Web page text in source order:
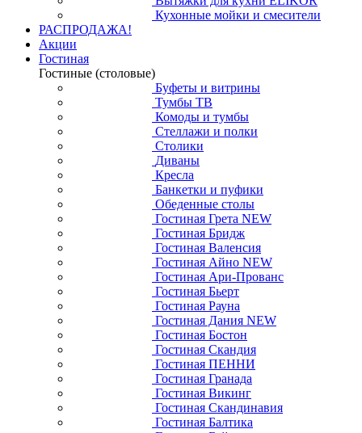
Кухонные мойки и смесители
РАСПРОДАЖА!
Акции
Гостиная
Гостиные (столовые)
Буфеты и витрины
Тумбы ТВ
Комоды и тумбы
Стеллажи и полки
Столики
Диваны
Кресла
Банкетки и пуфики
Обеденные столы
Гостиная Грета NEW
Гостиная Бридж
Гостиная Валенсия
Гостиная Айно NEW
Гостиная Ари-Прованс
Гостиная Бьерт
Гостиная Рауна
Гостиная Дания NEW
Гостиная Бостон
Гостиная Скандия
Гостиная ПЕННИ
Гостиная Гранада
Гостиная Викинг
Гостиная Скандинавия
Гостиная Балтика